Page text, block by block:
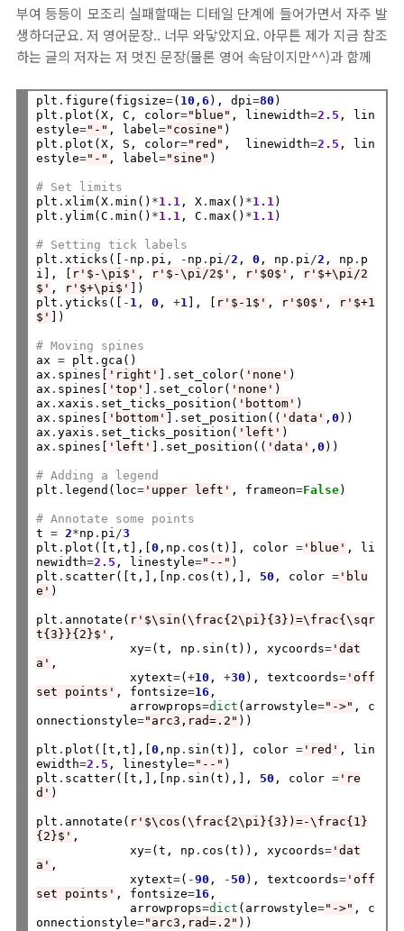
부여 등등이 모조리 실패할때는 디테일 단계에 들어가면서 자주 발
생하더군요. 저 영어문장.. 너무 와닿았지요. 아무튼 제가 지금 참조
하는 글의 저자는 저 멋진 문장(물론 영어 속담이지만^^)과 함께
plt . figure(figsize=( 10 ,6 ), dpi=80 )
plt . plot(X, C, color="blue" , linewidth=2.5 , lin
estyle="-" , label="cosine" )
plt . plot(X, S, color="red" ,  linewidth=2.5 , lin
estyle="-" , label="sine" )
# Set limits
plt .xlim(X .min() *1.1 , X .max() *1.1)
plt .ylim(C .min() *1.1 , C .max() *1.1)
# Setting tick labels
plt .xticks([ - np . pi, - np . pi/2 , 0 , np . pi/2 , np . p
i], [
r'$-\pi$' , r'$-\pi/2$' , r'$0$' ,
r'$+\pi/2
$' , r'$+\pi$'
])
plt .yticks([ - 1 , 0 , +1 ], [ r'$-1$' , r'$0$' ,
r'$+1
$'
])
# Moving spines
ax = plt .gca()
ax . spines[ 'right' . set_color( 'none' )
ax . spines[ 'top' . set_color( 'none' )
ax .xaxis . set_ticks_position( 'bottom' )
ax . spines[ 'bottom' . set_position(( 'data' ,0 ))
ax .yaxis . set_ticks_position( 'left' )
ax . spines[ 'left' . set_position(( 'data' ,0 ))
# Adding a legend
plt . legend(loc= 'upper left' , frameon=False)
# Annotate some points
t = 2*np . pi/3
plt . plot([t,t],[0 ,np . cos(t)], color = 'blue' , li
newidth=2.5 , linestyle="--" )
plt . scatter([t,],[np . cos(t),], 50 , color = 'blu
e' )
plt . annotate( r'$\sin(\frac{2\pi}{3})=\frac{\sqr
t{3}}{2}$' ,
             xy
=(t, np . sin(t)), xycoords= 'dat
a' ,
             xytext
=(+10 , +30 ), textcoords= 'off
set points' , fontsize=16 ,
             arrowprops
=dict (arrowstyle="->" , c
onnectionstyle="arc3,rad=.2" ))
plt . plot([t,t],[0 ,np . sin(t)], color = 'red' , lin
ewidth=2.5 , linestyle="--" )
plt . scatter([t,],[np . sin(t),], 50 , color = 're
d' )
plt . annotate( r'$\cos(\frac{2\pi}{3})=-\frac{1}
{2}$' ,
             xy
=(t, np . cos(t)), xycoords= 'dat
a' ,
             xytext
=( -90 , - 50 ), textcoords= 'off
set points' , fontsize=16 ,
             arrowprops
=dict (arrowstyle="->" , c
onnectionstyle="arc3,rad=.2" ))